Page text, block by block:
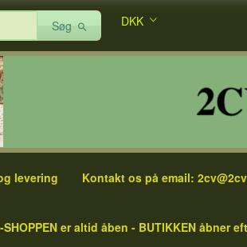
Søg DKK
levering Kontakt os på email:
er altid åben - BUTIKKEN åbner